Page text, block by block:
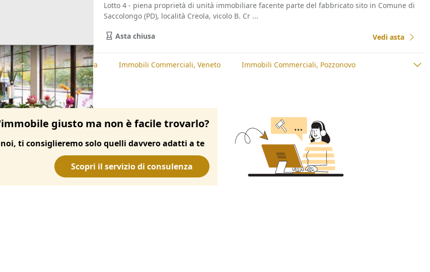
Lotto 4 - piena proprietà di unità immobiliare facente parte del fabbricato sito in Comune di
Saccolongo (PD), località Creola, vicolo B. Cr ...
Asta chiusa Vedi asta
Commerciali, Padova Immobili Commerciali, Veneto Immobili Commerciali, Pozzonovo
giusto ma non è facile trovarlo?
ti consiglieremo solo quelli davvero adatti a te
Scopri il servizio di consulenza